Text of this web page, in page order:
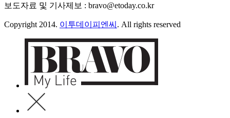
보도자료 및 기사제보 : bravo@etoday.co.kr
Copyright 2014. 이투데이피엔씨 . All rights reserved